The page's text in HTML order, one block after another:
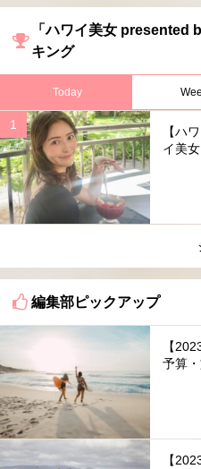
「ハワイ美女 presented
キング
Today
【ハ
イ美
編集部ピックアップ
【
予算
【